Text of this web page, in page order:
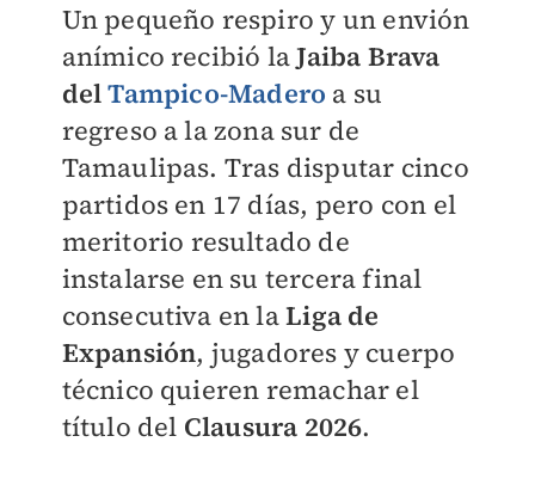
Un pequeño respiro y un envión
anímico recibió laJaiba Brava
delTampico-Madero a su
regreso a la zona sur de
Tamaulipas. Tras disputar cinco
partidos en 17 días, pero con el
meritorio resultado de
instalarse en su tercera final
consecutiva en laLiga de
Expansión, jugadores y cuerpo
técnico quieren remachar el
título del Clausura 2026.